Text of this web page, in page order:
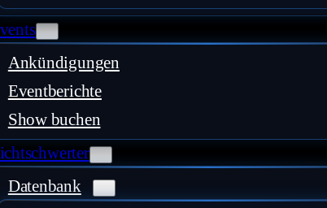
Ankündigungen
Eventberichte
Show buchen
Datenbank